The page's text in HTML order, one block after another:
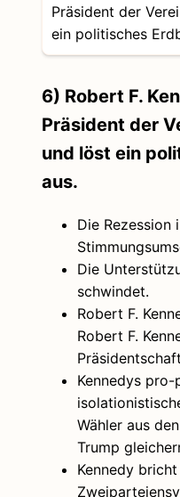
Präsident der
ein politisches
6) Robert F.
Präsident der
und löst ein
aus.
Die Rezession
Die
schwindet.
Robert F.
Robert F.
Kennedys
Wähler aus
Trump
Kennedy